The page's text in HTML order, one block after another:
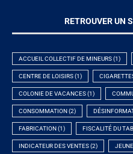
RETROUVER UN
ACCUEIL COLLECTIF DE MINEURS(1)
CENTRE DE LOISIRS(1)
COLONIE DE VACANCES(1)
CONSOMMATION (2)
FABRICATION (1) FISCALITÉ DU
INDICATEUR DES VENTES(2)